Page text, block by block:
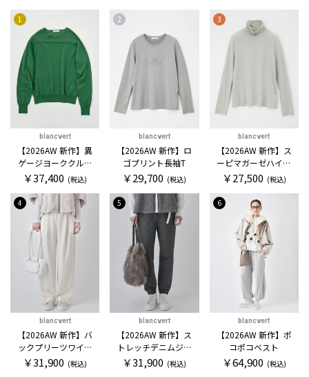
1
blancvert
【2026AW 新作】異
ゲージヨーククルー
セーター
￥37,400 (税込)
2
blancvert
【2026AW 新作】ロ
ゴプリント長袖T
￥29,700 (税込)
3
blancvert
【2026AW 新作】ス
ーピマガーゼハイネ
ックカットソー
￥27,500 (税込)
4
blancvert
【2026AW 新作】バ
ックプリーツワイド
パンツ
￥31,900 (税込)
5
blancvert
【2026AW 新作】ス
トレッチデニムジョ
ガー
￥31,900 (税込)
6
blancvert
【2026AW 新作】ポ
コポコベスト
￥64,900 (税込)